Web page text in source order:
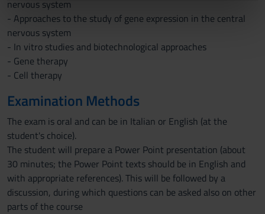
informazioni sul modo in cui utilizzi il nostro sito con i
nostri partner che si occupano di analisi dei dati web,
pubblicità e social media, i quali potrebbero combinarle
con altre informazioni che hai fornito loro o che hanno
raccolto dal tuo utilizzo dei loro servizi.
nervous system
- Approaches to the study of gene expression in the central
nervous system
- In vitro studies and biotechnological approaches
- Gene therapy
- Cell therapy
Examination Methods
The exam is oral and can be in Italian or English (at the
student's choice).
The student will prepare a Power Point presentation (about
30 minutes; the Power Point texts should be in English and
with appropriate references). This will be followed by a
discussion, during which questions can be asked also on other
parts of the course